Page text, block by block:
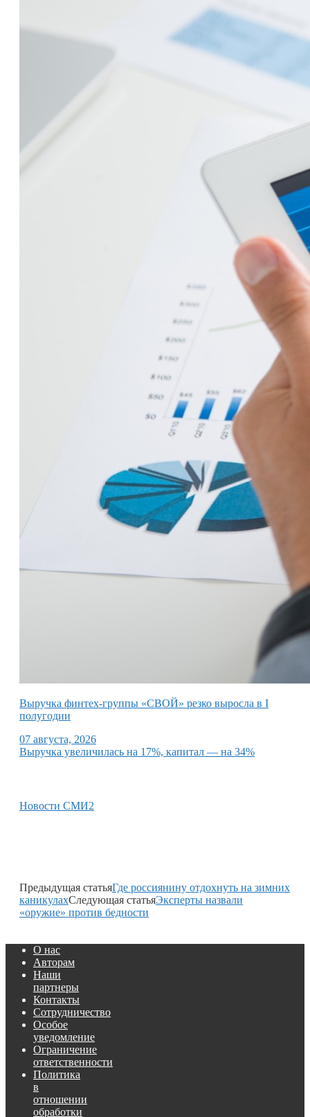
Выручка финтех-группы «СВОЙ» резко выросла в I
полугодии
07 августа, 2026
Выручка увеличилась на 17%, капитал — на 34%
Новости СМИ2
Предыдущая статьяГде россиянину отдохнуть на зимних
каникулахСледующая статьяЭксперты назвали
«оружие» против бедности
О нас
Авторам
Наши
партнеры
Контакты
Сотрудничество
Особое
уведомление
Ограничение
ответственности
Политика
в
отношении
обработки